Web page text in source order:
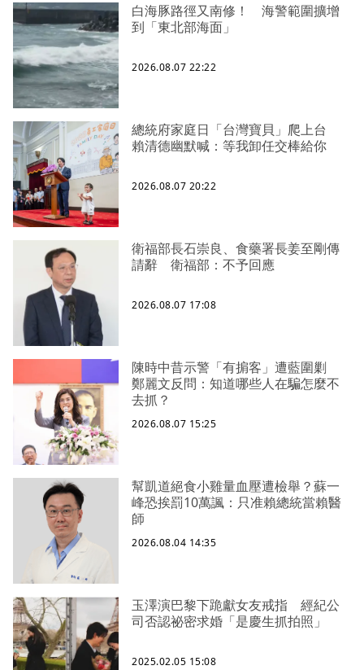
白海豚路徑又南修！ 海警範圍擴增
到「東北部海面」
2026.08.07 22:22
總統府家庭日「台灣寶貝」爬上台
賴清德幽默喊：等我卸任交棒給你
2026.08.07 20:22
衛福部長石崇良、食藥署長姜至剛傳
請辭 衛福部：不予回應
2026.08.07 17:08
陳時中昔示警「有掮客」遭藍圍剿
鄭麗文反問：知道哪些人在騙怎麼不
去抓？
2026.08.07 15:25
幫凱道絕食小雞量血壓遭檢舉？蘇一
峰恐挨罰10萬諷：只准賴總統當賴醫
師
2026.08.04 14:35
玉澤演巴黎下跪獻女友戒指 經紀公
司否認祕密求婚「是慶生抓拍照」
2025.02.05 15:08